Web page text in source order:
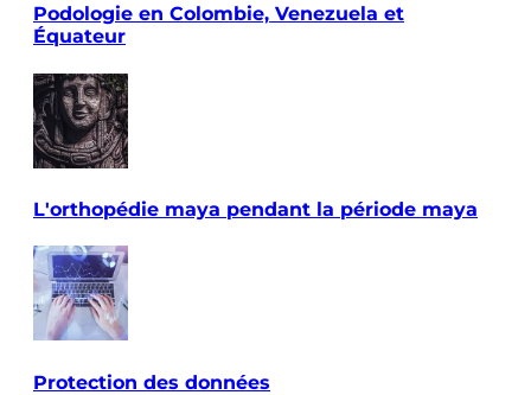
Podologie en Colombie, Venezuela et
Équateur
L'orthopédie maya pendant la période maya
Protection des données